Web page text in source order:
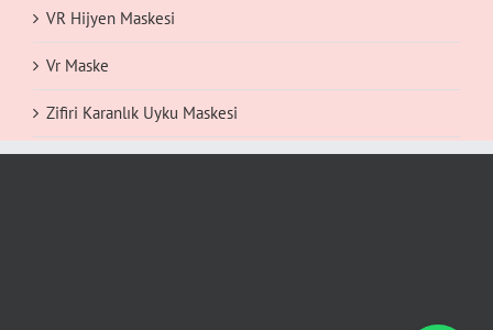
VR Hijyen Maskesi
Vr Maske
Zifiri Karanlık Uyku Maskesi